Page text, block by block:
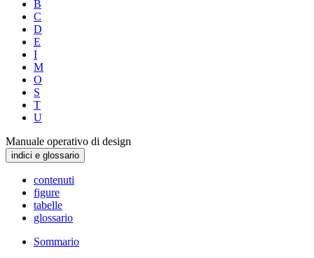
B
C
D
E
I
M
O
S
T
U
Manuale operativo di design
indici e glossario
contenuti
figure
tabelle
glossario
Sommario